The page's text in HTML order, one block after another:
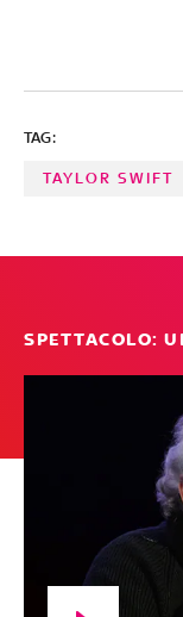
TAG:
TAYLOR SWIFT
SPETTACOLO: